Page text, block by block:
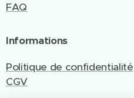
FAQ
Informations
Politique de confidentialité
CGV